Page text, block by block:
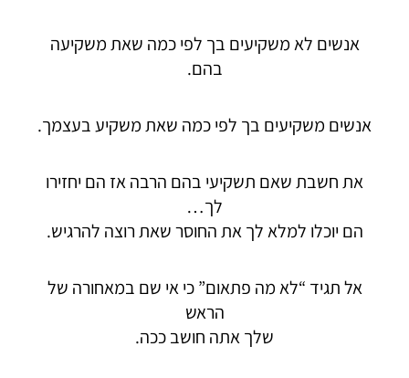
אנשים לא משקיעים בך לפי כמה שאת משקיעה
בהם.
אנשים משקיעים בך לפי כמה שאת משקיע בעצמך.
את חשבת שאם תשקיעי בהם הרבה אז הם יחזירו
לך…
הם יוכלו למלא לך את החוסר שאת רוצה להרגיש.
אל תגיד “לא מה פתאום” כי אי שם במאחורה של
הראש
שלך אתה חושב ככה.